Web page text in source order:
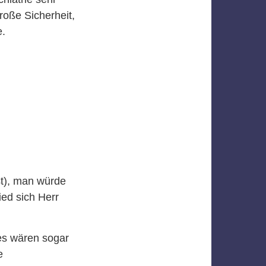
Sicherheit,
man würde
sich Herr
wären sogar